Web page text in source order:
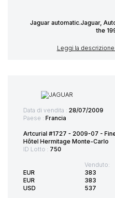
Jaguar automatic.Jaguar,
the
Leggi la
Data di vendita : 28/07/2009
Paese : Francia
Artcurial #1727 - 2009-07 -
Hôtel Hermitage Monte-Carlo
ID Lotto : 750
EUR
EUR
USD
Venduto:
383
383
537